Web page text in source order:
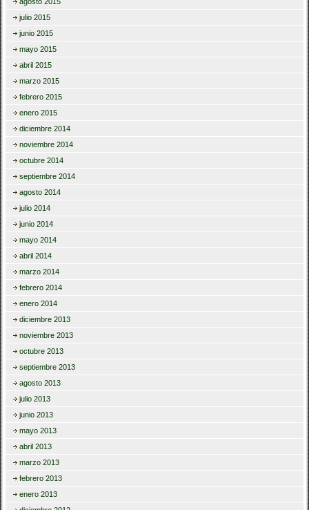
julio 2015
junio 2015
mayo 2015
abril 2015
marzo 2015
febrero 2015
enero 2015
diciembre 2014
noviembre 2014
octubre 2014
septiembre 2014
agosto 2014
julio 2014
junio 2014
mayo 2014
abril 2014
marzo 2014
febrero 2014
enero 2014
diciembre 2013
noviembre 2013
octubre 2013
septiembre 2013
agosto 2013
julio 2013
junio 2013
mayo 2013
abril 2013
marzo 2013
febrero 2013
enero 2013